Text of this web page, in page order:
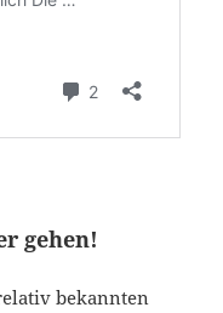
gehen!
bekannten